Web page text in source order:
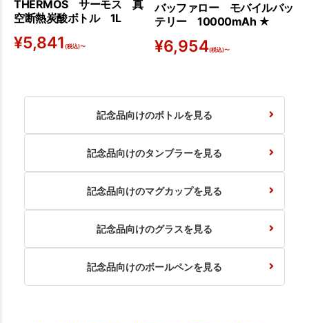
THERMOS サーモス 真
空断熱炭酸ボトル 1L
¥5,841 (税込)〜
バッファロー モバイルバッ
テリー 10000mAh ★
¥6,954(税込)〜
記念品向けのボトルを見る
記念品向けのタンブラーを見る
記念品向けのマグカップを見る
記念品向けのグラスを見る
記念品向けのボールペンを見る